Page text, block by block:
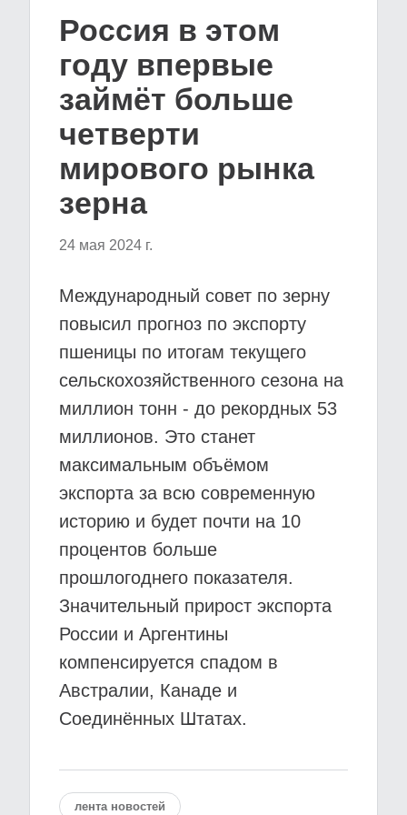
Россия в этом
году впервые
займёт больше
четверти
мирового рынка
зерна
24 мая 2024 г.
Международный совет по зерну
повысил прогноз по экспорту
пшеницы по итогам текущего
сельскохозяйственного сезона на
миллион тонн - до рекордных 53
миллионов. Это станет
максимальным объёмом
экспорта за всю современную
историю и будет почти на 10
процентов больше
прошлогоднего показателя.
Значительный прирост экспорта
России и Аргентины
компенсируется спадом в
Австралии, Канаде и
Соединённых Штатах.
лента новостей